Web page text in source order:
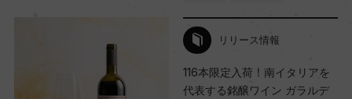
リリース情報
116本限定入荷！南イタリアを
代表する銘醸ワイン ガラルデ